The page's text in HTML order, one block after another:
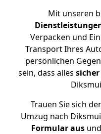
Mit unseren
Verpacken und
Transport Ihres
persönlichen
sein, dass alles
Trauen Sie sich
Umzug nach
Formular ausund